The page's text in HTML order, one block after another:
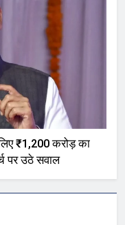
लिए ₹1,200 करोड़ का
पर उठे सवाल